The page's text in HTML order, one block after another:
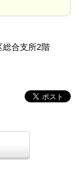
総合支所2階